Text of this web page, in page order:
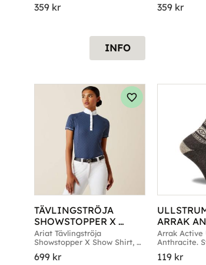
359 kr
INFO
359kr
TÄVLINGSTRÖJA
SHOWSTOPPER X
SHOW SHIRT DARK
DENIM
Ariat Tävlingströja
Showstopper X Show Shirt,
Large
699 kr
Lägg till i
ARRAK
Arrak Active
Anthracite.
119kr